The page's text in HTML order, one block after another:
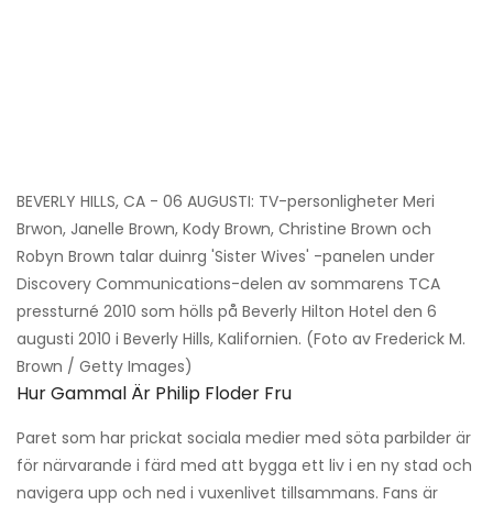
BEVERLY HILLS, CA - 06 AUGUSTI: TV-personligheter Meri
Brwon, Janelle Brown, Kody Brown, Christine Brown och
Robyn Brown talar duinrg 'Sister Wives' -panelen under
Discovery Communications-delen av sommarens TCA
pressturné 2010 som hölls på Beverly Hilton Hotel den 6
augusti 2010 i Beverly Hills, Kalifornien. (Foto av Frederick M.
Brown / Getty Images)
Hur Gammal Är Philip Floder Fru
Paret som har prickat sociala medier med söta parbilder är
för närvarande i färd med att bygga ett liv i en ny stad och
navigera upp och ned i vuxenlivet tillsammans. Fans är